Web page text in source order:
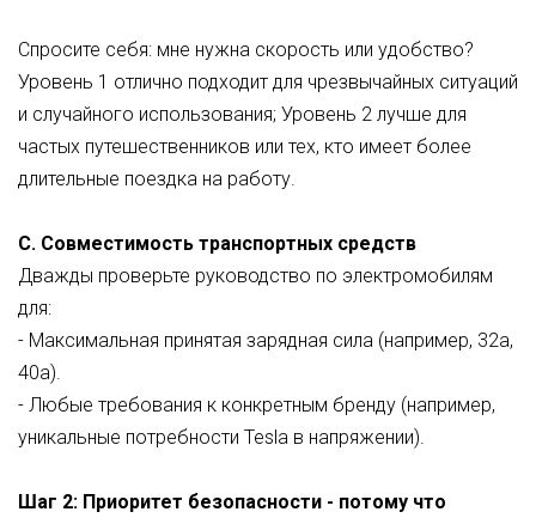
Спросите себя: мне нужна скорость или удобство?
Уровень 1 отлично подходит для чрезвычайных ситуаций
и случайного использования; Уровень 2 лучше для
частых путешественников или тех, кто имеет более
длительные поездка на работу.
C. Совместимость транспортных средств
Дважды проверьте руководство по электромобилям
для:
- Максимальная принятая зарядная сила (например, 32a,
40a).
- Любые требования к конкретным бренду (например,
уникальные потребности Tesla в напряжении).
Шаг 2: Приоритет безопасности - потому что